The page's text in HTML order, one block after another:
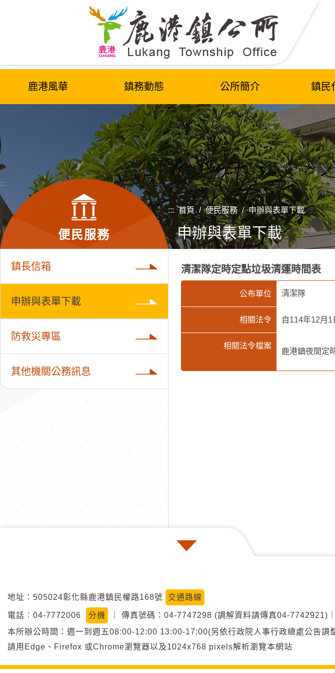
鹿港風華 鎮務動態 公所簡介 鎮民
::: 首頁 / 便民服務 / 申辦與表單下載
申辦與表單下載
:::
便民服務
鎮長信箱
申辦與表單下載
防救災專區
其他機關公務訊息
清潔隊定時定點垃圾清運時間表
公布單位 清潔隊
相關法令 自114年12月1
相關法令檔案
鹿港鎮夜間定
地址︰505024彰化縣鹿港鎮民權路168號 交通路線
電話︰04-7772006 分機 傳真號碼：04-7747298 (調解資料請傳真04-7742921)
本所辦公時間：週一到週五08:00-12:00 13:00-17:00(另依行政院人事行政總處公告調
請用Edge、Firefox 或Chrome瀏覽器以及1024x768 pixels解析瀏覽本網站